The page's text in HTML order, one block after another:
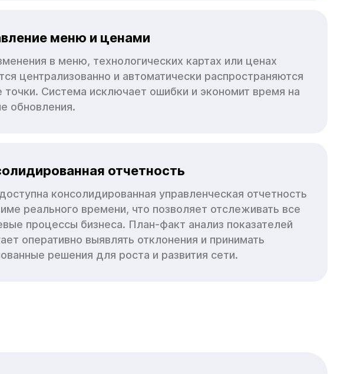
меню и ценами
в меню, технологических картах или ценах
централизованно и автоматически распространяются
точки. Система исключает ошибки и экономит время на
обновления.
отчетность
консолидированная управленческая отчетность
реального времени, что позволяет отслеживать все
процессы бизнеса. План-факт анализ показателей
оперативно выявлять отклонения и принимать
решения для роста и развития сети.